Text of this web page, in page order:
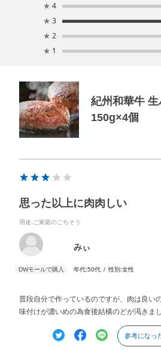
★ 4
★ 3
★ 2
★ 1
紀州和華牛
150g×4個
思った以上に肉肉しい
用途:ご家庭のごちそう
みぃ
年代:50代 性別:女性
普段自分で作っているのですが、肉は良い
味付けが濃いめの為食後結構のどが渇きまし
参考になっ